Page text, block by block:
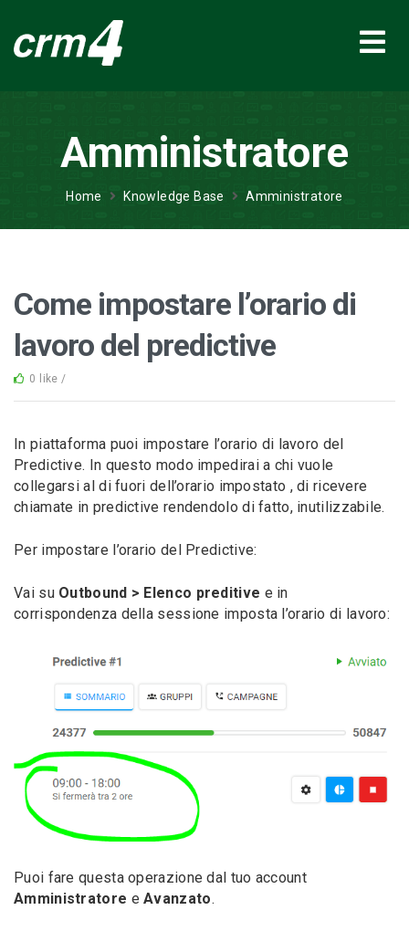
Amministratore
Home Knowledge Base Amministratore
Come impostare l’orario di
lavoro del predictive
0 like /
In piattaforma puoi impostare l’orario di lavoro del
Predictive. In questo modo impedirai a chi vuole
collegarsi al di fuori dell’orario impostato , di ricevere
chiamate in predictive rendendolo di fatto, inutilizzabile.
Per impostare l’orario del Predictive:
Vai suOutbound > Elenco preditive e in
corrispondenza della sessione imposta l’orario di lavoro:
Puoi fare questa operazione dal tuo account
Amministratore eAvanzato.